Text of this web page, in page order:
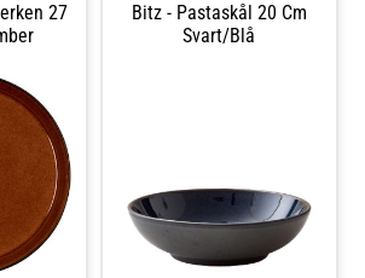
27
Bitz - Pastaskål 20 Cm
Svart/blå